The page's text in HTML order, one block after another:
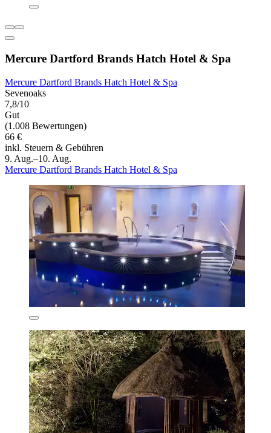
Mercure Dartford Brands Hatch Hotel & Spa
Mercure Dartford Brands Hatch Hotel & Spa
Sevenoaks
7,8/10
Gut
(1.008 Bewertungen)
66 €
inkl. Steuern & Gebühren
9. Aug.–10. Aug.
Mercure Dartford Brands Hatch Hotel & Spa